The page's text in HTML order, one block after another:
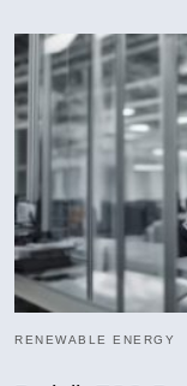
RENEWABLE ENERGY